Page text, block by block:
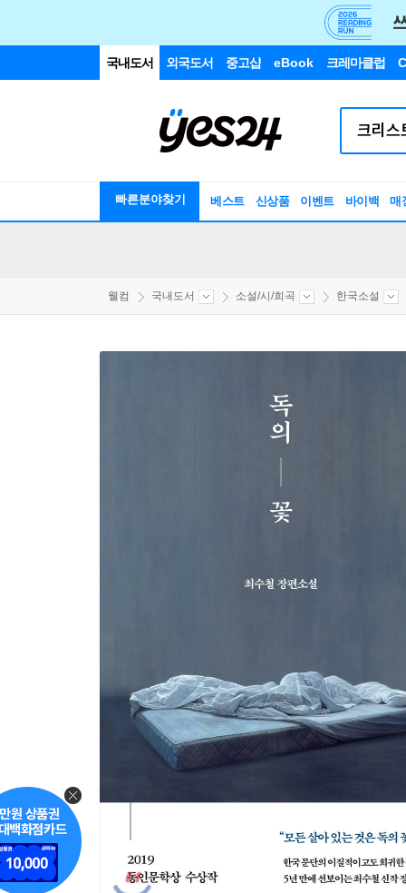
국내도서 외국도서 중고샵 eBook 크레마클럽
빠른분야찾기 베스트 신상품 이벤트 바이백 매
웰컴 국내도서 소설/시/희곡 한국소설